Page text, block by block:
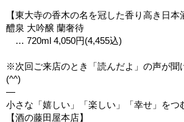
【東大寺の香木の名を冠した香り高き日本
醴泉 大吟醸 蘭奢待
… 720ml 4,050円(4,455込)
※次回ご来店のとき「読んだよ」の声が聞
(^^)
—
小さな「嬉しい」「楽しい」「幸せ」をつ
【酒の藤田屋本店】